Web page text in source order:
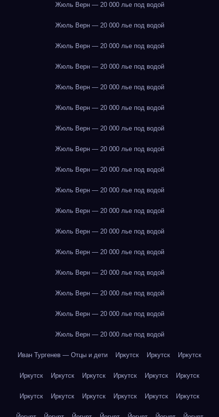
Жюль Верн — 20 000 лье под водой
Жюль Верн — 20 000 лье под водой
Жюль Верн — 20 000 лье под водой
Жюль Верн — 20 000 лье под водой
Жюль Верн — 20 000 лье под водой
Жюль Верн — 20 000 лье под водой
Жюль Верн — 20 000 лье под водой
Жюль Верн — 20 000 лье под водой
Жюль Верн — 20 000 лье под водой
Жюль Верн — 20 000 лье под водой
Жюль Верн — 20 000 лье под водой
Жюль Верн — 20 000 лье под водой
Жюль Верн — 20 000 лье под водой
Жюль Верн — 20 000 лье под водой
Жюль Верн — 20 000 лье под водой
Жюль Верн — 20 000 лье под водой
Жюль Верн — 20 000 лье под водой
Иван Тургенев — Отцы и дети Иркутск Иркутск Иркутск
Иркутск Иркутск Иркутск Иркутск Иркутск Иркутск
Иркутск Иркутск Иркутск Иркутск Иркутск Иркутск